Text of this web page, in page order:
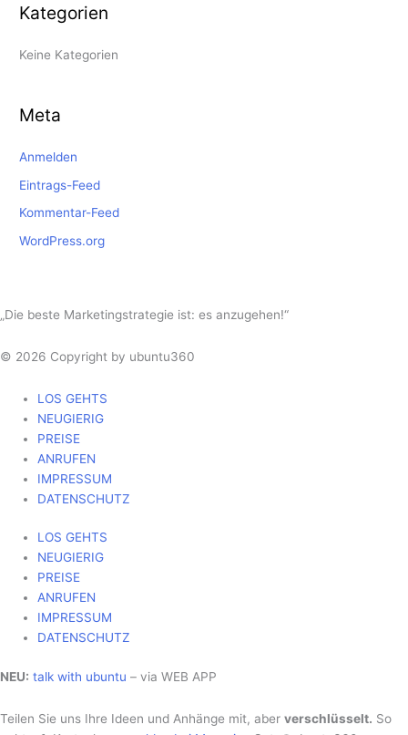
c
h
Kategorien
Keine Kategorien
Meta
Anmelden
Eintrags-Feed
Kommentar-Feed
WordPress.org
„Die beste Marketingstrategie ist: es anzugehen!“
© 2026 Copyright by ubuntu360
LOS GEHTS
NEUGIERIG
PREISE
ANRUFEN
IMPRESSUM
DATENSCHUTZ
LOS GEHTS
NEUGIERIG
PREISE
ANRUFEN
IMPRESSUM
DATENSCHUTZ
NEU: talk with ubuntu – via WEB APP
Teilen Sie uns Ihre Ideen und Anhänge mit, aber verschlüsselt. So